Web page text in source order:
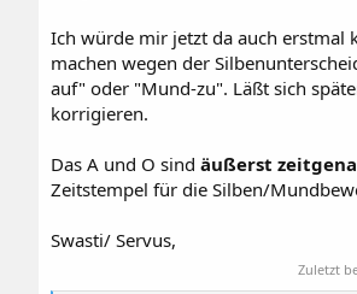
Ich würde mir jetzt da auch erstmal
machen wegen der
auf" oder "Mund-zu". Läßt sich
korrigieren.
Das A und O sindäußerst
Zeitstempel für die Silben/
Swasti/ Servus,
Zuletzt